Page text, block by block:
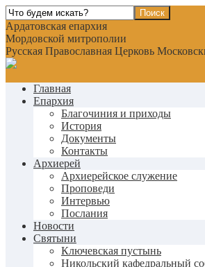
Ардатовская епархия
Мордовской митрополии
Русская Православная Церковь
Главная
Епархия
Благочиния и приходы
История
Документы
Контакты
Архиерей
Архиерейское служение
Проповеди
Интервью
Послания
Новости
Святыни
Ключевская пустынь
Никольский кафедральный